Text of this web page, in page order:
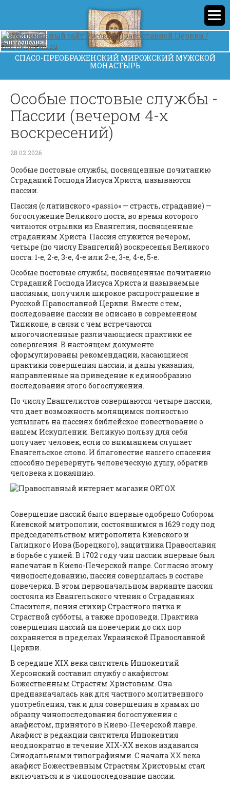
СПАСО-ПРЕОБРАЖЕНСКИЙ МИРОЖСКИЙ МУЖСКОЙ
МОНАСТЫРЬ
Особые постовые службы -
Пассии (вечером 4-х
воскресений)
28.02.2026
Особые постовые службы, посвященные почитанию
Страданий Господа Иисуса Христа, называются
пассии.
Пассия (с латинского «passio» — страсть, страдание) —
богослужение Великого поста, во время которого
читаются отрывки из Евангелия, посвященные
страданиям Христа. Пассия служится вечером,
четыре (по числу Евангелий) воскресенья Великого
поста: 1-е, 2-е, 3-е, 4-е или 2-е, 3-е, 4-е, 5-е.
Особые постовые службы, посвященные почитанию
Страданий Господа Иисуса Христа и называемые
пассиями, получили широкое распространение в
Русской Православной Церкви. Вместе с тем,
последование пассии не описано в современном
Типиконе, в связи с чем встречаются
многочисленные различающиеся практики ее
совершения. В настоящем документе
сформулированы рекомендации, касающиеся
практики совершения пассии, и даны указания,
направленные на приведение к единообразию
последования этого богослужения.
По числу Евангелистов совершаются четыре пассии,
что дает возможность молящимся полностью
услышать на пассиях библейское повествование о
нашем Искуплении. Великую пользу для себя
получает человек, если со вниманием слушает
Евангельское слово. И благовестие нашего спасения
способно перевернуть человеческую душу, обратив
человека к покаянию.
Совершение пассий было впервые одобрено Собором
Киевской митрополии, состоявшимся в 1629 году под
председательством митрополита Киевского и
Галицкого Иова (Борецкого), защитника Православия
в борьбе с унией. В 1702 году чин пассии впервые был
напечатан в Киево-Печерской лавре. Согласно этому
чинопоследованию, пассия совершалась в составе
повечерия. В этом первоначальном варианте пассия
состояла из Евангельского чтения о Страданиях
Спасителя, пения стихир Страстного пятка и
Страстной субботы, а также проповеди. Практика
совершения пассий на повечерии до сих пор
сохраняется в пределах Украинской Православной
Церкви.
В середине XIX века святитель Иннокентий
Херсонский составил службу с акафистом
Божественным Страстям Христовым. Она
предназначалась как для частного молитвенного
употребления, так и для совершения в храмах по
образцу чинопоследования богослужения с
акафистом, принятого в Киево-Печерской лавре.
Акафист в редакции святителя Иннокентия
неоднократно в течение XIX-XX веков издавался
Синодальными типографиями. С начала XX века
акафист Божественным Страстям Христовым стал
включаться и в чинопоследование пассии.